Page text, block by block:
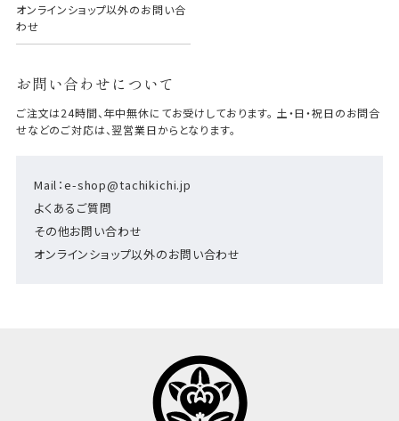
オンラインショップ以外のお問い合
わせ
お問い合わせについて
Mail：e-shop@tachikichi.jp
よくあるご質問
その他お問い合わせ
オンラインショップ以外のお問い合わせ
ご注文は24時間、年中無休にてお受けしております。 土・日・祝日のお問合
せなどのご対応は、翌営業日からとなります。